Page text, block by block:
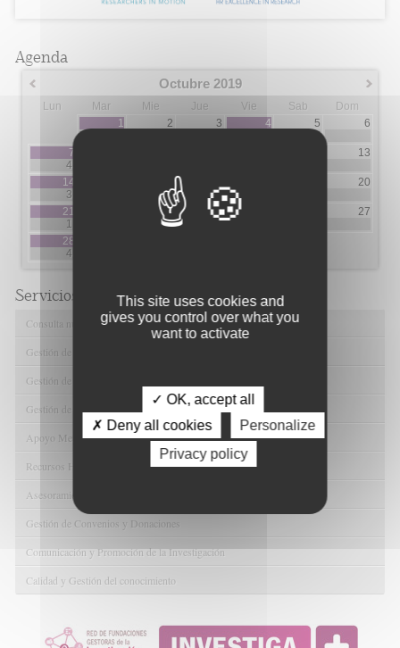
Agenda
Octubre 2019
Lun Mar Mie Jue Vie Sab
Dom
1
2 3
4
5 6
7
4
13
14
3
2
6
20
21
1
23
2
24
5
27
28
4
Servicios de FIBAO
Consulta nuestras Ofertas Tecnológicas
Gestión de Ensayos Clínicos y Estudios Observacionales
Gestión de la Innovación y la Transferencia Tecnológica
Gestión de Ayudas y Oportunidad de Financiación
Apoyo Metodológico y/o Estadístico
Recursos Humanos
Asesoramiento y Gestión Económica-Administrativa
Gestión de Convenios y Donaciones
Comunicación y Promoción de la Investigación
Calidad y Gestión del conocimiento
This site uses cookies and
gives you control over what you
want to activate
✓ OK, accept all
✗ Deny all cookies
Personalize
Privacy policy